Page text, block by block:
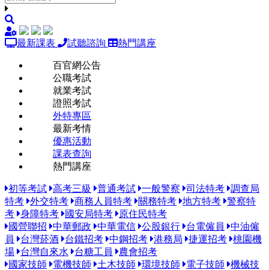
最新課表 試聽諮詢 熱門講座
百官網公告
公職考試
就業考試
證照考試
外特專區
最新考情
優惠活動
課表查詢
熱門講座
初等考試 高考三級 普通考試 一般警察 司法特考 調查局
特考 外交特考 商務人員特考 關務特考 地方特考 警察特
考 身障特考 國安局特考
原住民特考
國營聯招
中華郵政 中華電信 公股銀行 台電僱員
中油僱
員
台灣菸酒 台鐵招考 中鋼招考 港務局 捷運招考 桃園機
場
台灣自來水 台糖工員
農會招考
國家技師
電機技師 土木技師 環境技師 電子技師
機械技